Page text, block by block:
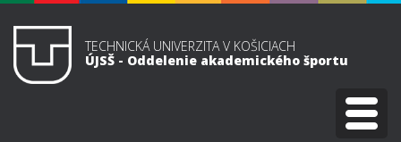
TECHNICKÁ UNIVERZITA V KOŠICIACH
ÚJSŠ - Oddelenie akademického športu